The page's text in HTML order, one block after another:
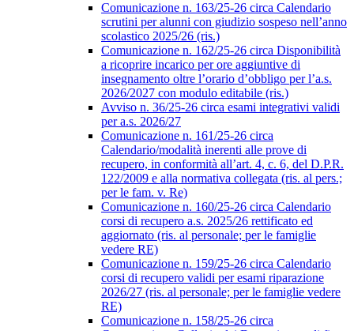
Comunicazione n. 163/25-26 circa Calendario
scrutini per alunni con giudizio sospeso nell’anno
scolastico 2025/26 (ris.)
Comunicazione n. 162/25-26 circa Disponibilità
a ricoprire incarico per ore aggiuntive di
insegnamento oltre l’orario d’obbligo per l’a.s.
2026/2027 con modulo editabile (ris.)
Avviso n. 36/25-26 circa esami integrativi validi
per a.s. 2026/27
Comunicazione n. 161/25-26 circa
Calendario/modalità inerenti alle prove di
recupero, in conformità all’art. 4, c. 6, del D.P.R.
122/2009 e alla normativa collegata (ris. al pers.;
per le fam. v. Re)
Comunicazione n. 160/25-26 circa Calendario
corsi di recupero a.s. 2025/26 rettificato ed
aggiornato (ris. al personale; per le famiglie
vedere RE)
Comunicazione n. 159/25-26 circa Calendario
corsi di recupero validi per esami riparazione
2026/27 (ris. al personale; per le famiglie vedere
RE)
Comunicazione n. 158/25-26 circa